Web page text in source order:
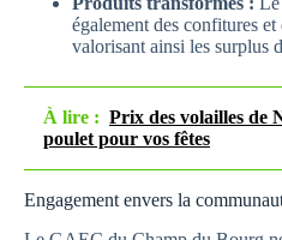
également des confitures et
valorisant ainsi les surplus
À lire : Prix des volailles de
poulet pour vos fêtes
Engagement envers la